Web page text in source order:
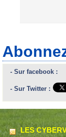
- Sur facebook :
- Sur Twitter :
LES